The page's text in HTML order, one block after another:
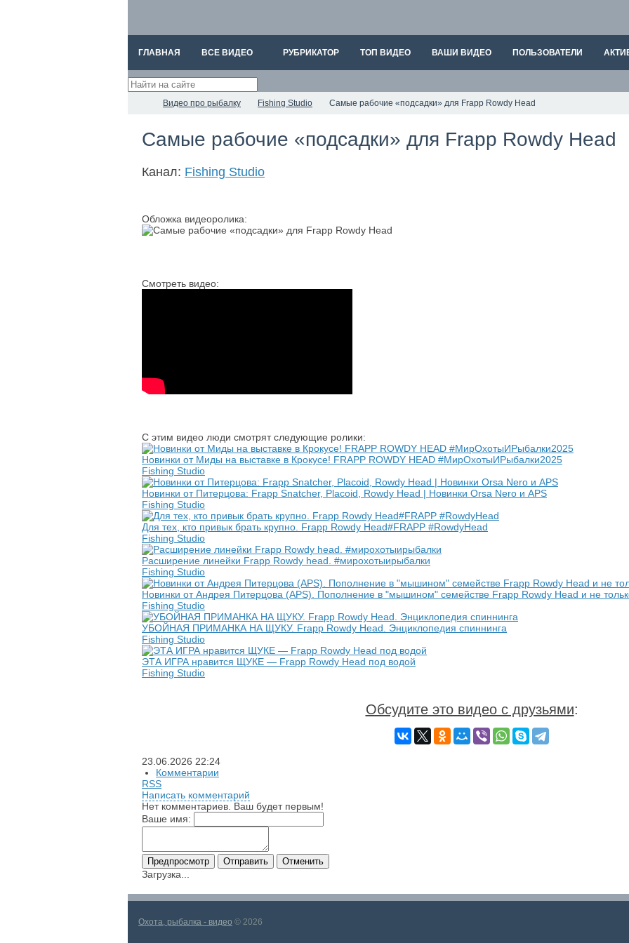
ГЛАВНАЯ ВСЕ ВИДЕО РУБРИКАТОР ТОП ВИДЕО ВАШИ ВИДЕО ПОЛЬЗОВАТЕЛИ
Видео про рыбалку Fishing Studio Самые рабочие «подсадки» для Frapp Rowdy Head
Самые рабочие «подсадки» для Frapp Rowdy Head
Канал: Fishing Studio
Обложка видеоролика:
Смотреть видео:
С этим видео люди смотрят следующие ролики:
Новинки от Миды на выставке в Крокусе! FRAPP ROWDY HEAD #МирОхотыИРыбалки2025
Fishing Studio
Новинки от Питерцова: Frapp Snatcher, Placoid, Rowdy Head | Новинки Orsa Nero и APS
Fishing Studio
Для тех, кто привык брать крупно. Frapp Rowdy Head#FRAPP #RowdyHead
Fishing Studio
Расширение линейки Frapp Rowdy head. #мирохотыирыбалки
Fishing Studio
Новинки от Андрея Питерцова (APS). Пополнение в "мышином" семействе Frapp Rowdy Head и не
Fishing Studio
УБОЙНАЯ ПРИМАНКА НА ЩУКУ. Frapp Rowdy Head. Энциклопедия спиннинга
Fishing Studio
ЭТА ИГРА нравится ЩУКЕ — Frapp Rowdy Head под водой
Fishing Studio
Обсудите это видео с друзьями:
23.06.2026 22:24
Комментарии
RSS
Написать комментарий
Нет комментариев. Ваш будет первым!
Ваше имя:
Загрузка...
Охота, рыбалка - видео © 2026